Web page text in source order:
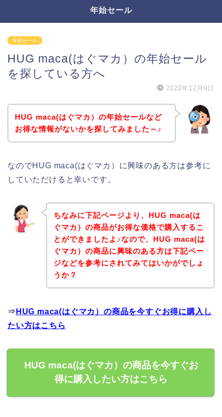
年始セール
年始セール
HUG maca(はぐマカ）の年始セール
を探している方へ
2020年12月9日
HUG maca(はぐマカ）の年始セールなど
お得な情報がないかを探してみました～♪
なのでHUG maca(はぐマカ）に興味のある方は参考に
していただけると幸いです。
ちなみに下記ページより、HUG maca(は
ぐマカ）の商品がお得な価格で購入するこ
とができましたよ♪なので、HUG maca(は
ぐマカ）の商品に興味のある方は下記ペー
ジなどを参考にされてみてはいかがでしょ
うか？
⇒ HUG maca(はぐマカ）の商品を今すぐお得に購入し
たい方はこちら
HUG maca(はぐマカ）の商品を今すぐお
得に購入したい方はこちら